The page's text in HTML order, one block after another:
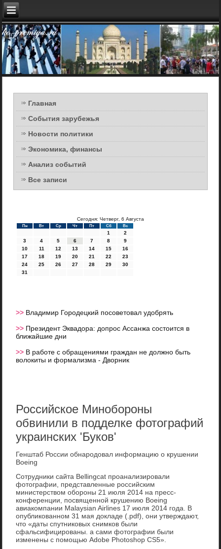
Главная
События зарубежья
Новости политики
Экономика, финансы
Анализ событий
Все записи
Сегодня: Четверг, 6 Августа
Пн Вт Ср Чт Пт Сб Вс
1
2
3
4 5 6 7 8
9
10
11 12 13 14 15
16
17
18 19 20 21 22
23
24
25 26 27 28 29
30
31
>> Владимир Городецкий посоветовал удобрять
>> Президент Эквадора: допрос Ассанжа состоится в
ближайшие дни
>> В работе с обращениями граждан не должно быть
волокиты и формализма - Дворник
Российское Минобороны
обвинили в подделке фотографий
украинских 'Буков'
Генштаб России обнародовал информацию о крушении
Boeing
Сотрудники сайта Bellingcat проанализировали
фотографии, представленные российским
министерством обороны 21 июля 2014 на пресс-
конференции, посвященной крушению Boeing
авиакомпании Malaysian Airlines 17 июля 2014 года. В
опубликованном 31 мая докладе (.pdf), они утверждают,
что «даты спутниковых снимков были
сфальсифицированы. а сами фотографии были
изменены с помощью Adobe Photoshop CS5».